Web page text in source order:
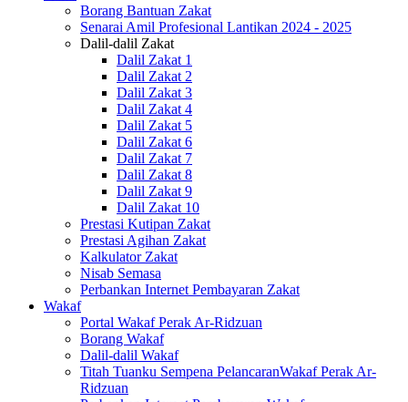
Borang Bantuan Zakat
Senarai Amil Profesional Lantikan 2024 - 2025
Dalil-dalil Zakat
Dalil Zakat 1
Dalil Zakat 2
Dalil Zakat 3
Dalil Zakat 4
Dalil Zakat 5
Dalil Zakat 6
Dalil Zakat 7
Dalil Zakat 8
Dalil Zakat 9
Dalil Zakat 10
Prestasi Kutipan Zakat
Prestasi Agihan Zakat
Kalkulator Zakat
Nisab Semasa
Perbankan Internet Pembayaran Zakat
Wakaf
Portal Wakaf Perak Ar-Ridzuan
Borang Wakaf
Dalil-dalil Wakaf
Titah Tuanku Sempena PelancaranWakaf Perak Ar-
Ridzuan